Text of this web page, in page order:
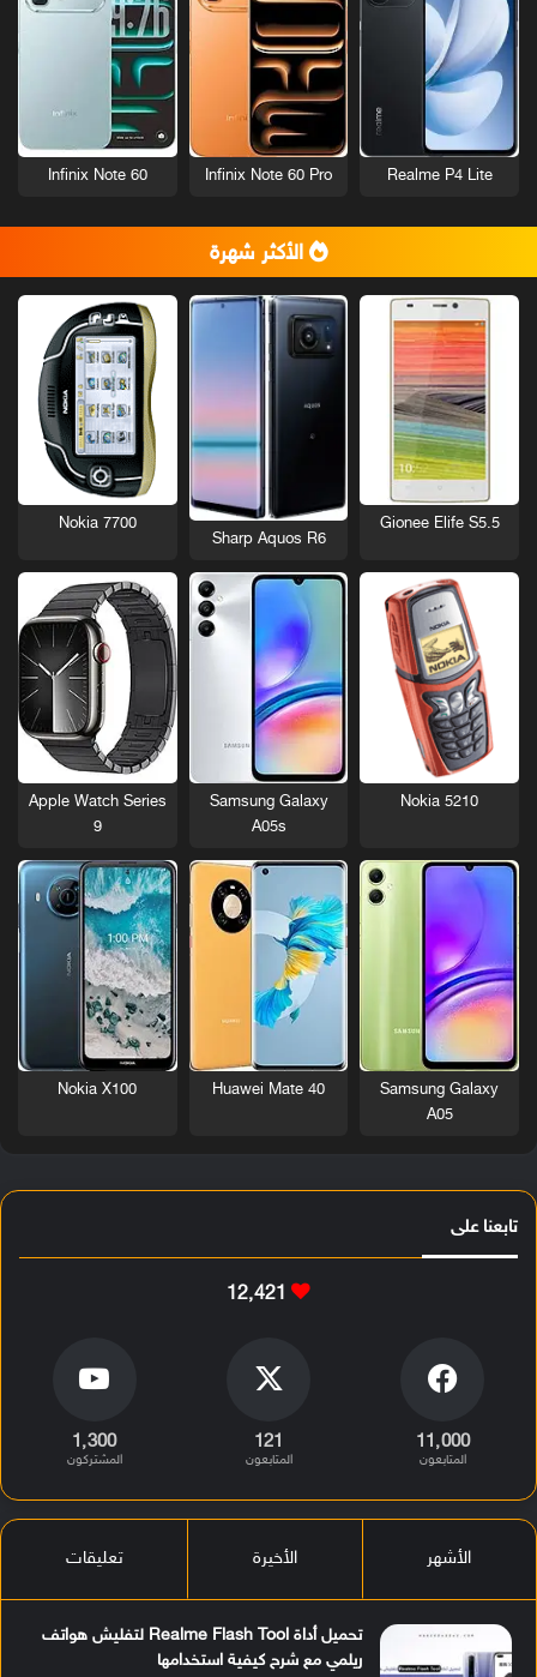
Realme P4 Lite
Infinix Note 60 Pro
Infinix Note 60
الأكثر شهرة
Gionee Elife S5.5
Sharp Aquos R6
Nokia 7700
Nokia 5210
Samsung Galaxy
A05s
Apple Watch Series
9
Samsung Galaxy
A05
Huawei Mate 40
Nokia X100
تابعنا على
12٬421
11٬000
المتابعون
121
المتابعون
1٬300
المشتركون
الأشهر الأخيرة تعليقات
تحميل أداة Realme Flash Tool لتفليش هواتف
ريلمي مع شرح كيفية استخدامها